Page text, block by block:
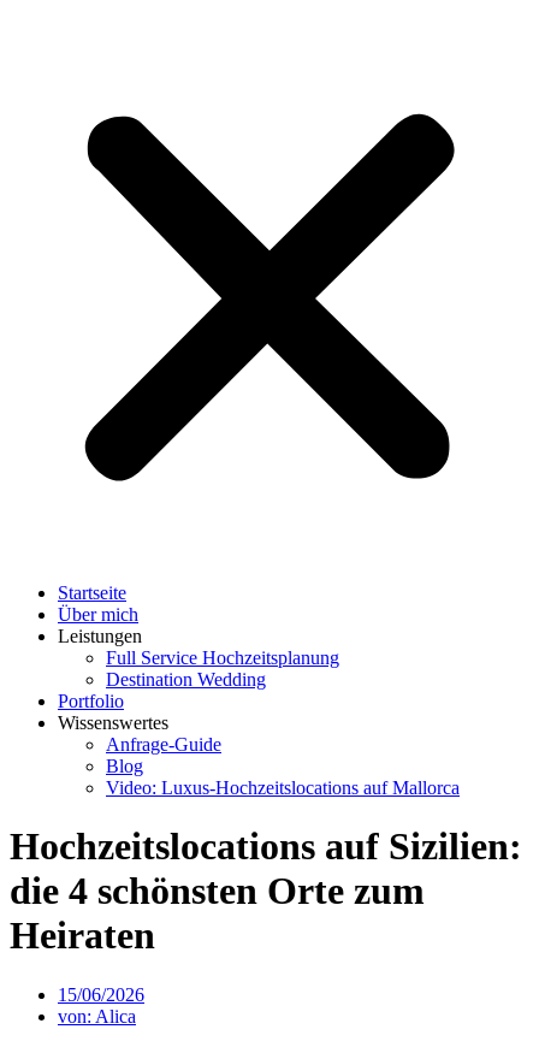
Startseite
Über mich
Leistungen
Full Service Hochzeitsplanung
Destination Wedding
Portfolio
Wissenswertes
Anfrage-Guide
Blog
Video: Luxus-Hochzeitslocations auf Mallorca
Hochzeitslocations auf Sizilien:
die 4 schönsten Orte zum
Heiraten
15/06/2026
von: Alica